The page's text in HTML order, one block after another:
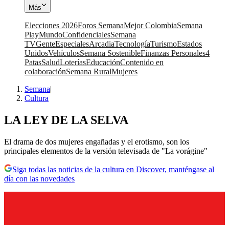
Más
Elecciones 2026Foros SemanaMejor ColombiaSemana
PlayMundoConfidencialesSemana
TVGenteEspecialesArcadiaTecnologíaTurismoEstados
UnidosVehículosSemana SostenibleFinanzas Personales4
PatasSaludLoteríasEducaciónContenido en
colaboraciónSemana RuralMujeres
Semana|
Cultura
LA LEY DE LA SELVA
El drama de dos mujeres engañadas y el erotismo, son los
principales elementos de la versión televisada de "La vorágine"
Siga todas las noticias de la cultura en Discover, manténgase al
día con las novedades